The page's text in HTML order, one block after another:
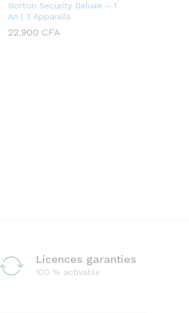
Norton Security Deluxe – 1
An | 3 Appareils
22.900 CFA
Licences garanties
100 % activable